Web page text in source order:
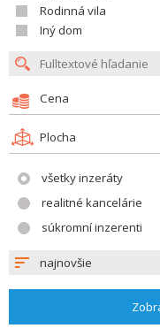
Rodinná vila
Iný dom
Cena
Plocha
všetky inzeráty
realitné kancelárie
súkromní inzerenti
najnovšie